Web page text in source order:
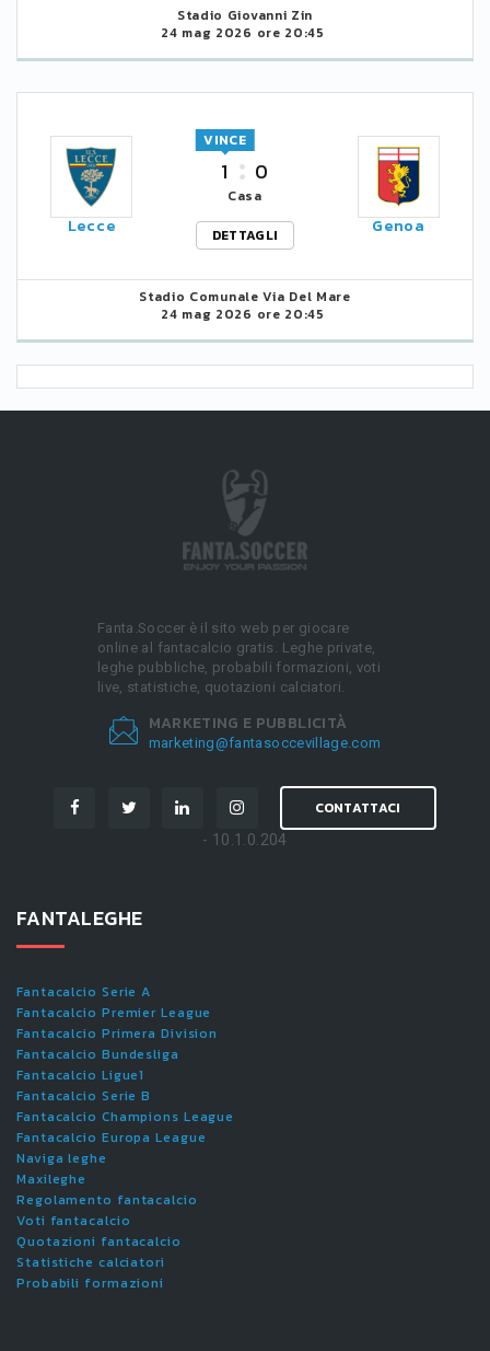
Stadio Giovanni Zin
24 mag 2026 ore 20:45
Lecce
1
VINCE
0
Casa
DETTAGLI
Genoa
Stadio Comunale Via Del Mare
24 mag 2026 ore 20:45
Fanta.Soccer è il sito web per giocare
online al fantacalcio gratis. Leghe private,
leghe pubbliche, probabili formazioni, voti
live, statistiche, quotazioni calciatori.
MARKETING E PUBBLICITÀ
marketing@fantasoccevillage.com
CONTATTACI
- 10.1.0.204
FANTALEGHE
Fantacalcio Serie A
Fantacalcio Premier League
Fantacalcio Primera Division
Fantacalcio Bundesliga
Fantacalcio Ligue1
Fantacalcio Serie B
Fantacalcio Champions League
Fantacalcio Europa League
Naviga leghe
Maxileghe
Regolamento fantacalcio
Voti fantacalcio
Quotazioni fantacalcio
Statistiche calciatori
Probabili formazioni